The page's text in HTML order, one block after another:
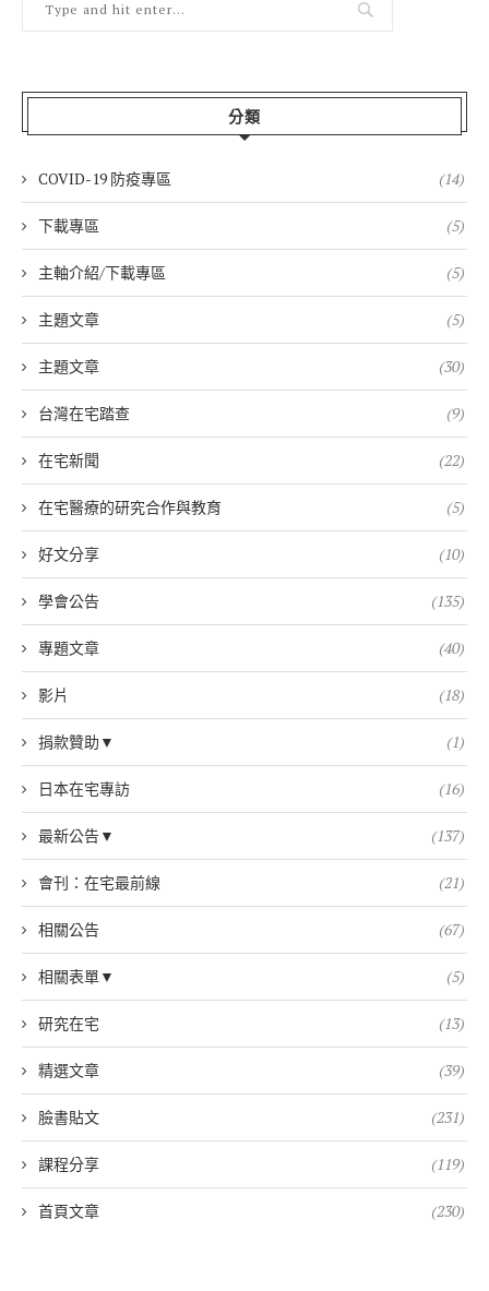
分類
COVID-19 防疫專區 (14)
下載專區 (5)
主軸介紹/下載專區 (5)
主題文章 (5)
主題文章 (30)
台灣在宅踏查 (9)
在宅新聞 (22)
在宅醫療的研究合作與教育 (5)
好文分享 (10)
學會公告 (135)
專題文章 (40)
影片 (18)
捐款贊助▼ (1)
日本在宅專訪 (16)
最新公告▼ (137)
會刊：在宅最前線 (21)
相關公告 (67)
相關表單▼ (5)
研究在宅 (13)
精選文章 (39)
臉書貼文 (231)
課程分享 (119)
首頁文章 (230)